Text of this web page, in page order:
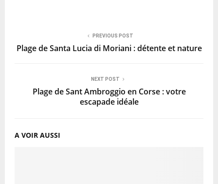
PREVIOUS POST
Plage de Santa Lucia di Moriani : détente et nature
NEXT POST
Plage de Sant Ambroggio en Corse : votre
escapade idéale
A VOIR AUSSI